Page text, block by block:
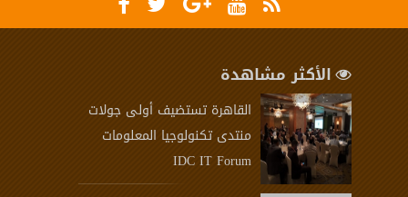
الأكثر مشاهدة
القاهرة تستضيف أولى جولات
منتدى تكنولوجيا المعلومات
IDC IT Forum